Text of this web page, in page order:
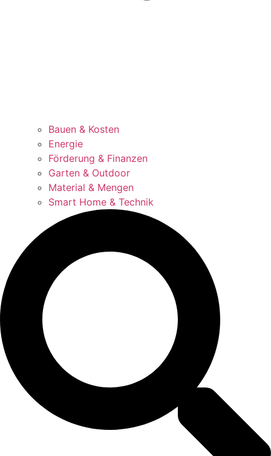
Bauen & Kosten
Energie
Förderung & Finanzen
Garten & Outdoor
Material & Mengen
Smart Home & Technik